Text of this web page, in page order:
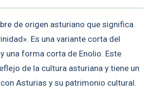
de origen asturiano que significa
Es una variante corta del
una forma corta de Enolio. Este
de la cultura asturiana y tiene un
Asturias y su patrimonio cultural.